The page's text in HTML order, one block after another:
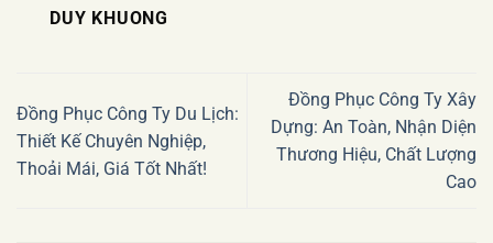
DUY KHUONG
Đồng Phục Công Ty Du Lịch:
Thiết Kế Chuyên Nghiệp,
Thoải Mái, Giá Tốt Nhất!
Đồng Phục Công Ty Xây
Dựng: An Toàn, Nhận Diện
Thương Hiệu, Chất Lượng
Cao